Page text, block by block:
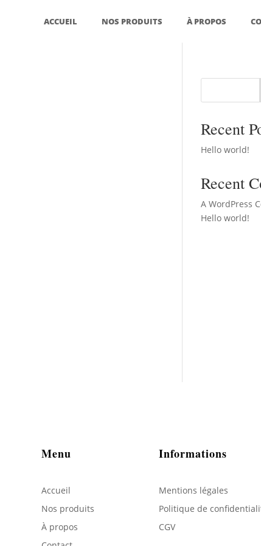
ACCUEIL NOS PRODUITS À PROPOS
Recent
Hello world!
Recent
A WordPress
Hello world!
Menu
Accueil
Nos produits
À propos
Informations
Mentions légales
Politique de
CGV